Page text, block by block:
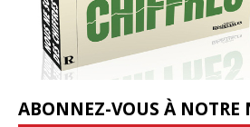
ABONNEZ-VOUS À NOTRE